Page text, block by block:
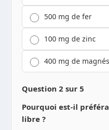
500 mg de fer
100 mg de zinc
400 mg de
Question 2 sur 5
Pourquoi est-il
libre ?